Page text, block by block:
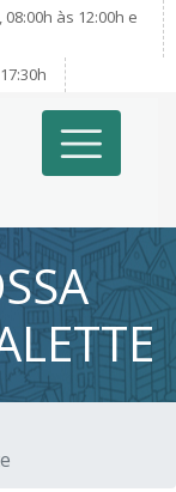
às 12:00h e